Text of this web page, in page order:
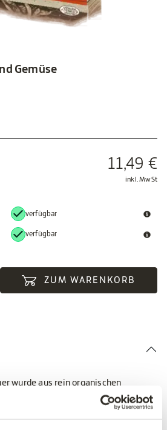
Gemüse
11,49 €
inkl. MwSt
verfügbar
verfügbar
ZUM WARENKORB
wurde aus rein organischen
eignet sich aufgrund seiner
besonders zur